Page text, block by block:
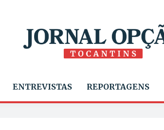
ENTREVISTAS REPORTAGENS